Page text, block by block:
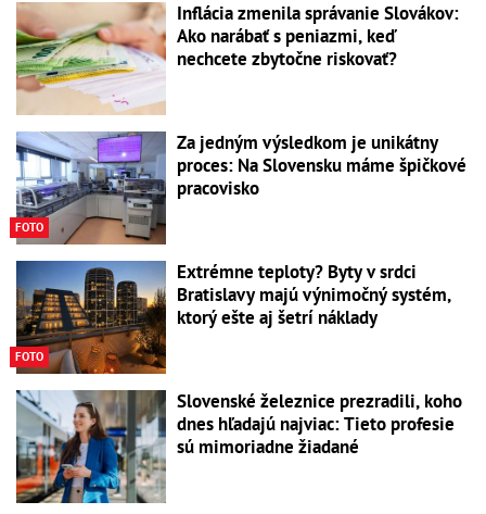
Inflácia zmenila správanie Slovákov:
Ako narábať s peniazmi, keď
nechcete zbytočne riskovať?
FOTO
Za jedným výsledkom je unikátny
proces: Na Slovensku máme špičkové
pracovisko
FOTO
Extrémne teploty? Byty v srdci
Bratislavy majú výnimočný systém,
ktorý ešte aj šetrí náklady
Slovenské železnice prezradili, koho
dnes hľadajú najviac: Tieto profesie
sú mimoriadne žiadané